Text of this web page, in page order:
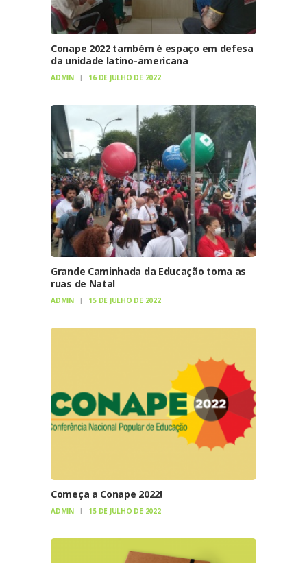
Conape 2022 também é espaço em defesa
da unidade latino-americana
ADMIN 16 DE JULHO DE 2022
Grande Caminhada da Educação toma as
ruas de Natal
ADMIN 15 DE JULHO DE 2022
Começa a Conape 2022!
ADMIN 15 DE JULHO DE 2022